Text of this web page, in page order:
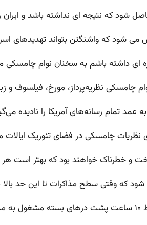
ای نداشته باشد و ایران را با انبارهای سوختی خود و
شود که واشنگتن بتواند تهدیدهای
چامسکی منتقد ۸۴ ساله امریکایی او نقاد تند و تیزی است که بی‌رحمانه و صادقانه عملکرد دولت
چامسکی نظریه‌پرداز، مورخ،
به عمد تمام رسانه‌های آمریکا را
نظریات چامسکی در فضای تئوریک ایالات
و خطرناک خواهند بود که بهتر است
وقتی سطح مذاکرات تا این حد بالا
.